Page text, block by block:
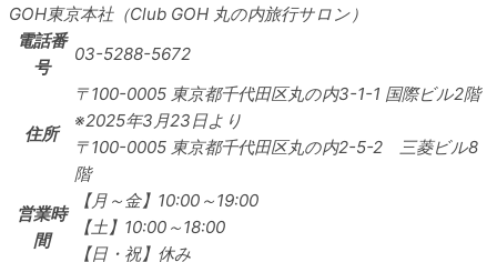
GOH東京本社（Club GOH 丸の内旅行サロン）
電話番
号
03-5288-5672
住所
〒100-0005 東京都千代田区丸の内3-1-1 国際ビル2階
※2025年3月23日より
〒100-0005 東京都千代田区丸の内2-5-2 三菱ビル8
階
営業時
間
【月～金】10:00～19:00
【土】10:00～18:00
【日・祝】休み